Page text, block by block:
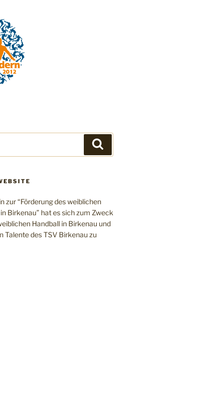
zur “Förderung des weiblichen
Birkenau” hat es sich zum Zweck
Handball in Birkenau und
Talente des TSV Birkenau zu